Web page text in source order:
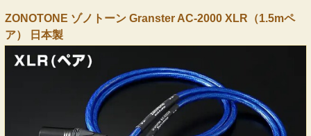
ZONOTONE ゾノトーン Granster AC-2000 XLR（1.5mペ
ア） 日本製